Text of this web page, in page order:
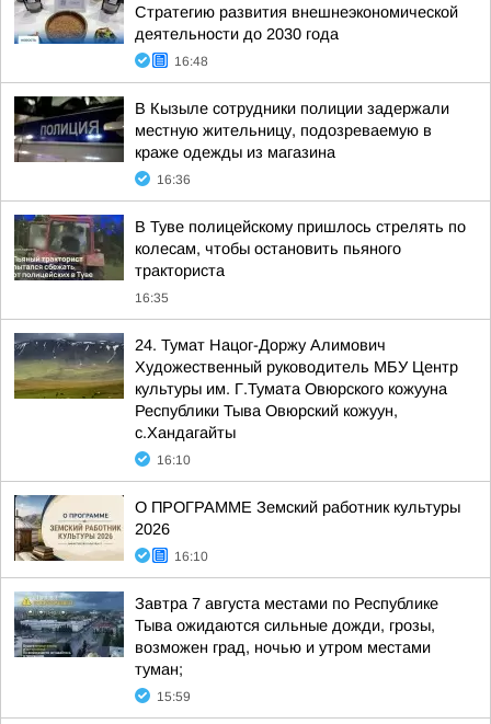
Стратегию развития внешнеэкономической
деятельности до 2030 года
16:48
В Кызыле сотрудники полиции задержали
местную жительницу, подозреваемую в
краже одежды из магазина
16:36
В Туве полицейскому пришлось стрелять по
колесам, чтобы остановить пьяного
тракториста
16:35
24. Тумат Нацог-Доржу Алимович
Художественный руководитель МБУ Центр
культуры им. Г.Тумата Овюрского кожууна
Республики Тыва Овюрский кожуун,
с.Хандагайты
16:10
О ПРОГРАММЕ Земский работник культуры
2026
16:10
Завтра 7 августа местами по Республике
Тыва ожидаются сильные дожди, грозы,
возможен град, ночью и утром местами
туман;
15:59